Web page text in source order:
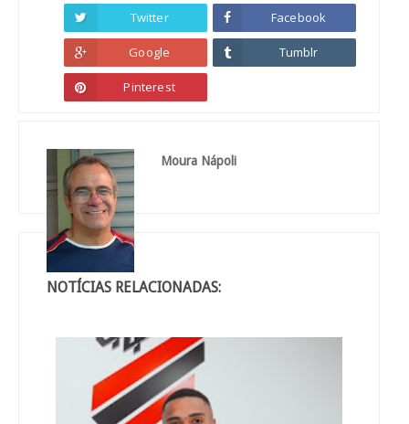
Twitter Facebook
Google Tumblr
Pinterest
Moura Nápoli
NOTÍCIAS RELACIONADAS: